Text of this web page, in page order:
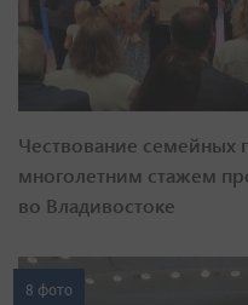
Чествование семейных
многолетним стажем
во Владивостоке
8 фото